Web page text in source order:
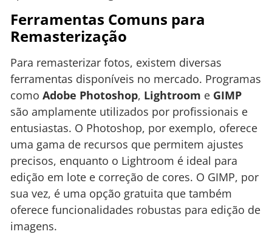
Ferramentas Comuns para
Remasterização
Para remasterizar fotos, existem diversas
ferramentas disponíveis no mercado. Programas
como Adobe Photoshop, Lightroom e GIMP
são amplamente utilizados por profissionais e
entusiastas. O Photoshop, por exemplo, oferece
uma gama de recursos que permitem ajustes
precisos, enquanto o Lightroom é ideal para
edição em lote e correção de cores. O GIMP, por
sua vez, é uma opção gratuita que também
oferece funcionalidades robustas para edição de
imagens.